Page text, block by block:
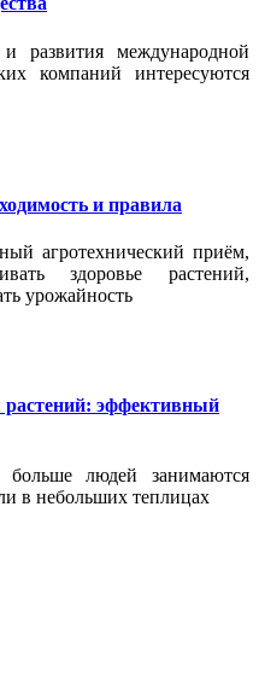
развития международной
компаний интересуются
и правила
агротехнический приём,
здоровье растений,
урожайность
растений: эффективный
людей занимаются
в небольших теплицах